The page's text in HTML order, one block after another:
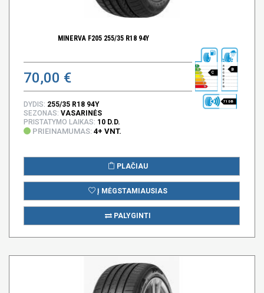
MINERVA F205 255/35 R18 94Y
70,00 € C
B
71 DB
DYDIS: 255/35 R18 94Y
SEZONAS: VASARINĖS
PRISTATYMO LAIKAS: 10 D.D.
PRIEINAMUMAS: 4+ VNT.
PLAČIAU
Į MĖGSTAMIAUSIAS
PALYGINTI